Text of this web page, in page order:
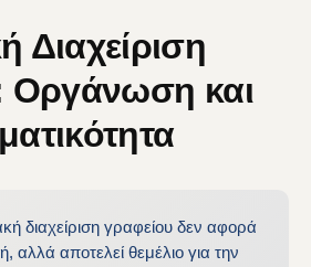
Διαχείριση
Οργάνωση και
διαχείριση γραφείου δεν αφορά
αλλά αποτελεί θεμέλιο για την